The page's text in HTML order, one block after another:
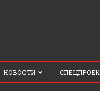
НОВОСТИ